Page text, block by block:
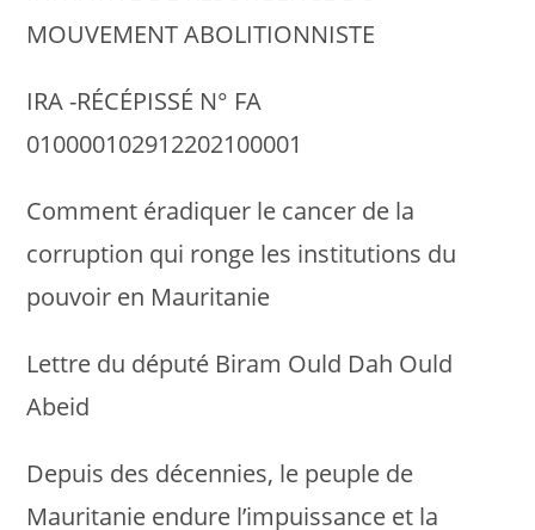
MOUVEMENT ABOLITIONNISTE
IRA -RÉCÉPISSÉ N° FA
010000102912202100001
Comment éradiquer le cancer de la
corruption qui ronge les institutions du
pouvoir en Mauritanie
Lettre du député Biram Ould Dah Ould
Abeid
Depuis des décennies, le peuple de
Mauritanie endure l’impuissance et la